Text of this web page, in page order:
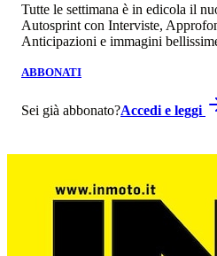
Tutte le settimana è in edicola il
Autosprint con Interviste,
Anticipazioni e immagini
ABBONATI
Sei già abbonato?Accedi e leggi